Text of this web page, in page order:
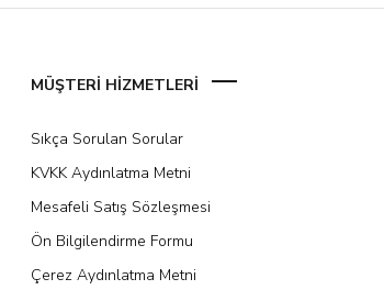
MÜŞTERİ HİZMETLERİ
Sıkça Sorulan Sorular
KVKK Aydınlatma Metni
Mesafeli Satış Sözleşmesi
Ön Bilgilendirme Formu
Çerez Aydınlatma Metni